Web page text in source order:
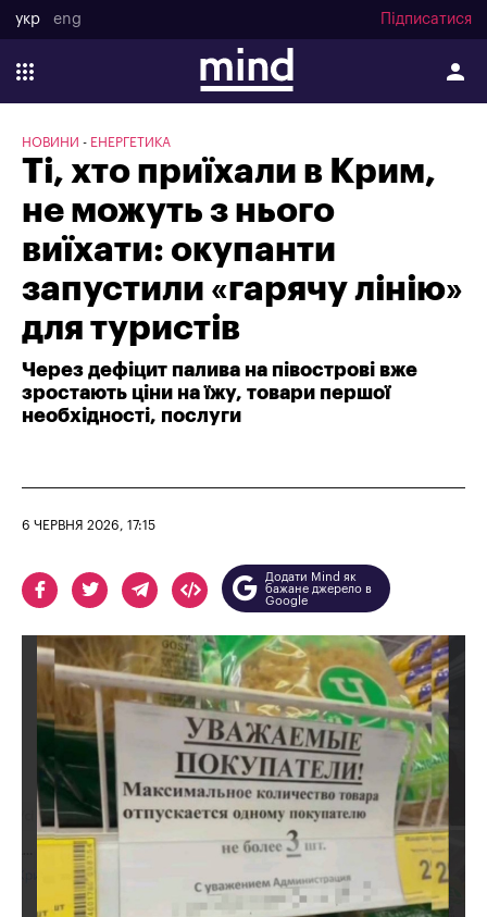
укр eng Підписатися
НОВИНИ ЕНЕРГЕТИКА
Ті, хто приїхали в Крим,
не можуть з нього
виїхати: окупанти
запустили «гарячу лінію»
для туристів
Через дефіцит палива на півострові вже
зростають ціни на їжу, товари першої
необхідності, послуги
6 ЧЕРВНЯ 2026, 17:15
Додати Mind як
бажане джерело в
Google